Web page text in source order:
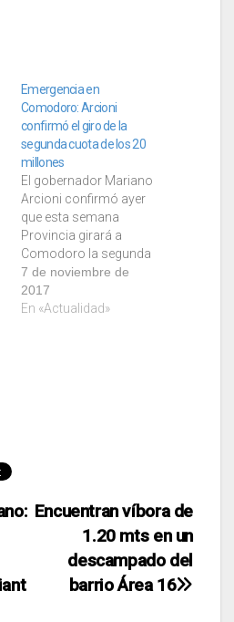
Emergencia en
Comodoro: Arcioni
confirmó el giro de la
segunda cuota de los 20
millones
El gobernador Mariano
Arcioni confirmó ayer
que esta semana
Provincia girará a
Comodoro la segunda
cuota de 20 de los 100
millones
comprometidos para
7 de noviembre de
2017
En «Actualidad»
Encuentran víbora de
1.20 mts en un
descampado del
barrio Área 16